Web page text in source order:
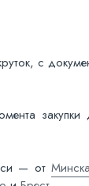
с
закупки
— отМинска